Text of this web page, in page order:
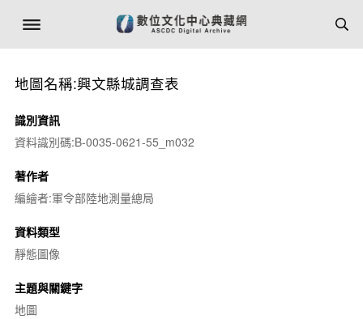
地圖名稱:興文縣城調查表
識別資訊
資料識別碼:B-0035-0621-55_m032
著作者
編繪者:軍令部陸地測量總局
資料類型
靜態圖像
主題與關鍵字
地圖